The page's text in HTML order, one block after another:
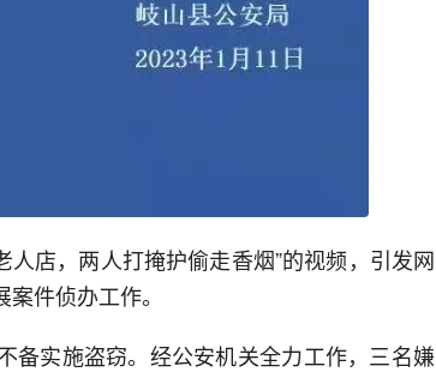
店，两人打掩护偷走香烟”的视频，引发网
件侦办工作。
备实施盗窃。经公安机关全力工作，三名嫌